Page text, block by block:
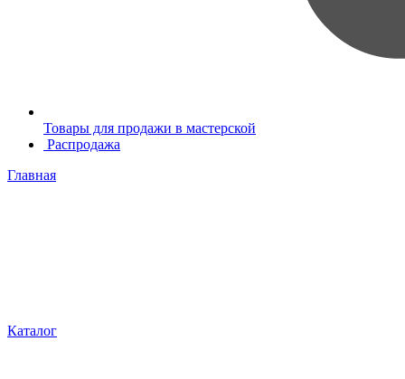
Товары для продажи в мастерской
Распродажа
Главная
Каталог